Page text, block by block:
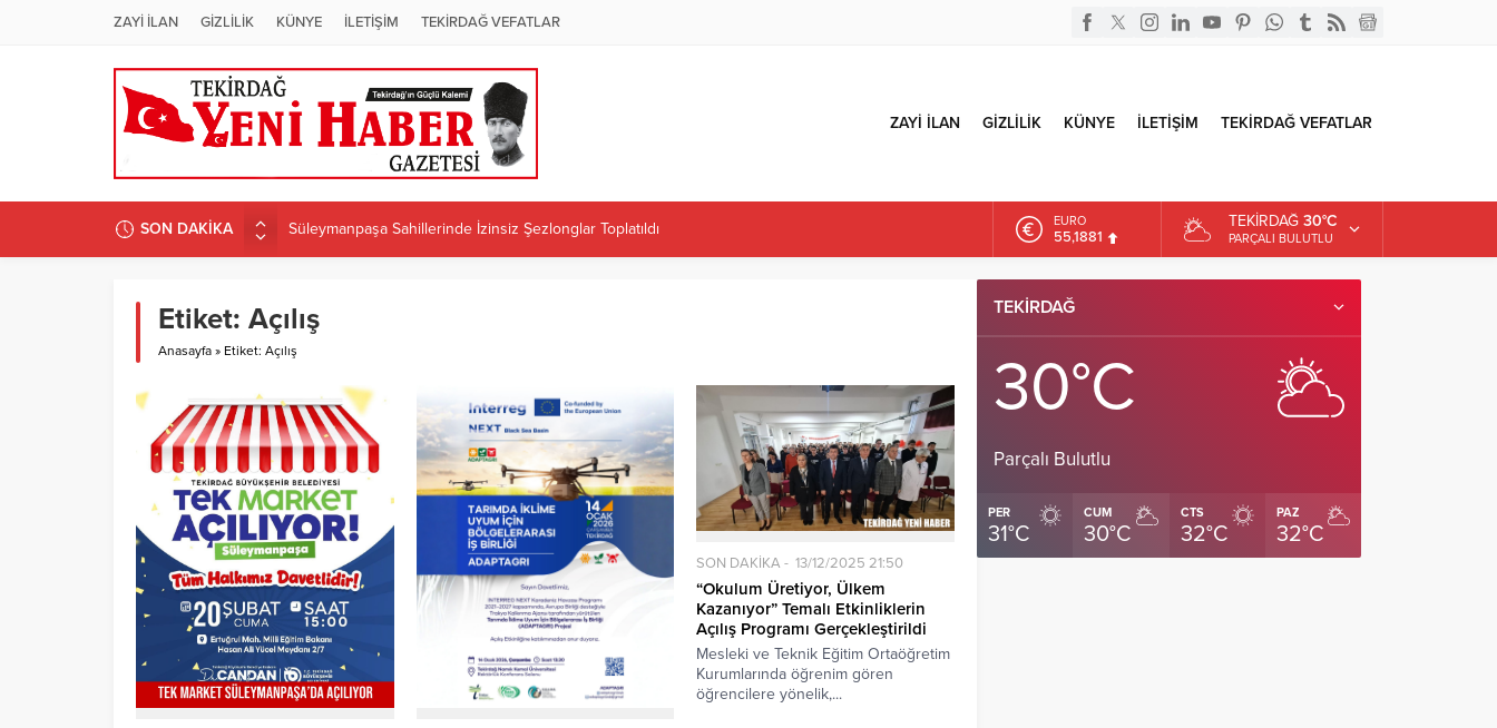
ZAYİ İLAN GİZLİLİK KÜNYE İLETİŞİM TEKİRDAĞ VEFATLAR
ZAYİ İLAN GİZLİLİK KÜNYE İLETİŞİM TEKİRDAĞ VEFATLAR
SON DAKİKA
Süleymanpaşa Sahillerinde İzinsiz Şezlonglar Toplatıldı
ÜNİVERSİTEDE PROGRAM DÜZENLENECEK
CHP Tekirdağ İl Başkanlığı’na Kaplan atandı
CANDAN BAŞKAN MURATLI’DA ÜRETİCİLERE İLK MAZOT KARTLARINI TESLİM ETTİ
EURO
55,1881
ALTIN
DOLAR
TEKIRDAĞ 30°C
PARÇALI BULUTLU
Etiket: Açılış
Anasayfa » Etiket: Açılış
SON DAKİKA 13/12/2025 21:50
“Okulum Üretiyor, Ülkem
Kazanıyor” Temalı Etkinliklerin
Açılış Programı Gerçekleştirildi
Mesleki ve Teknik Eğitim Ortaöğretim
Kurumlarında öğrenim gören
öğrencilere yönelik,...
TEKIRDAĞ
30°C
Parçalı Bulutlu
PER
31°C
CUM
30°C
CTS
32°C
PAZ
32°C